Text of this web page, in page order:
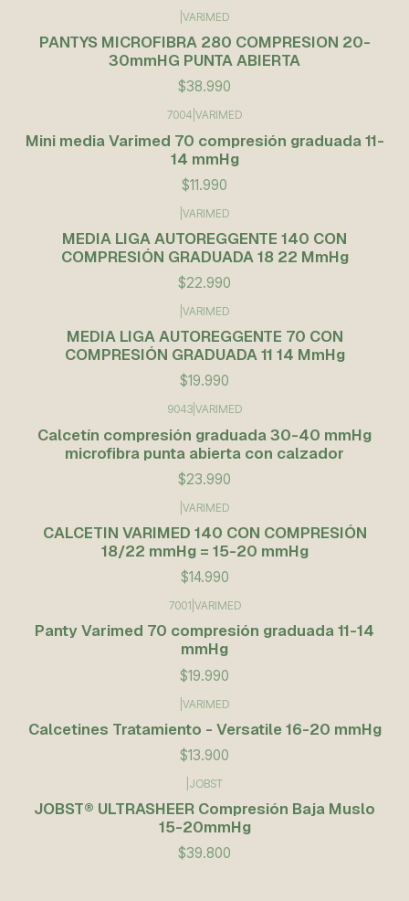
VARIMED
PANTYS MICROFIBRA 280 COMPRESION 20-
30mmHG PUNTA ABIERTA
$38.990
7004 VARIMED
Mini media Varimed 70 compresión graduada 11-
14 mmHg
$11.990
Agotado
VARIMED
MEDIA LIGA AUTOREGGENTE 140 CON
COMPRESIÓN GRADUADA 18 22 MmHg
$22.990
VARIMED
MEDIA LIGA AUTOREGGENTE 70 CON
COMPRESIÓN GRADUADA 11 14 MmHg
$19.990
9043 VARIMED
Calcetín compresión graduada 30-40 mmHg
microfibra punta abierta con calzador
$23.990
VARIMED
CALCETIN VARIMED 140 CON COMPRESIÓN
18/22 mmHg = 15-20 mmHg
$14.990
7001 VARIMED
Panty Varimed 70 compresión graduada 11-14
mmHg
$19.990
VARIMED
Calcetines Tratamiento - Versatile 16-20 mmHg
$13.900
JOBST
JOBST® ULTRASHEER Compresión Baja Muslo
15-20mmHg
$39.800